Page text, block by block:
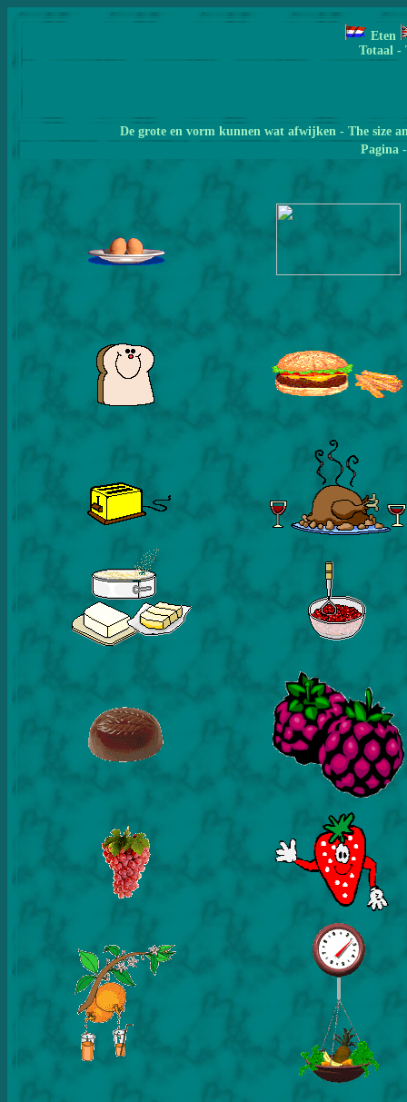
Eten
Totaal -
De grote en vorm kunnen wat afwijken - The size
Pagina